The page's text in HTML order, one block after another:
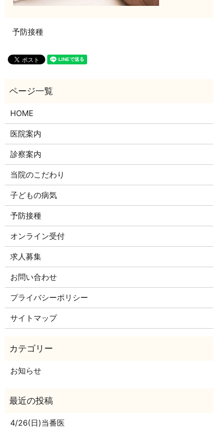
予防接種
HOME
医院案内
診察案内
当院のこだわり
子どもの病気
予防接種
オンライン受付
求人募集
お問い合わせ
プライバシーポリシー
サイトマップ
お知らせ
4/26(日)当番医